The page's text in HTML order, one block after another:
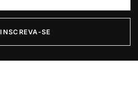
INSCREVA-SE